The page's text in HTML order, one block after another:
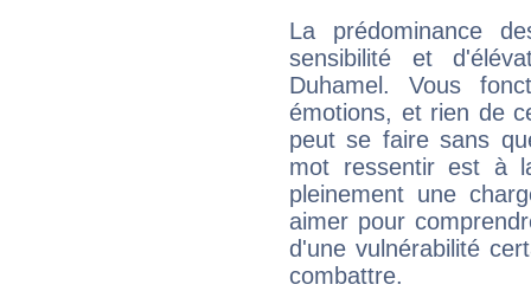
La prédominance
sensibilité et
Duhamel. Vous
émotions, et rien de
peut se faire sans
mot ressentir est à
pleinement une
aimer pour
d'une vulnérabilité
combattre.